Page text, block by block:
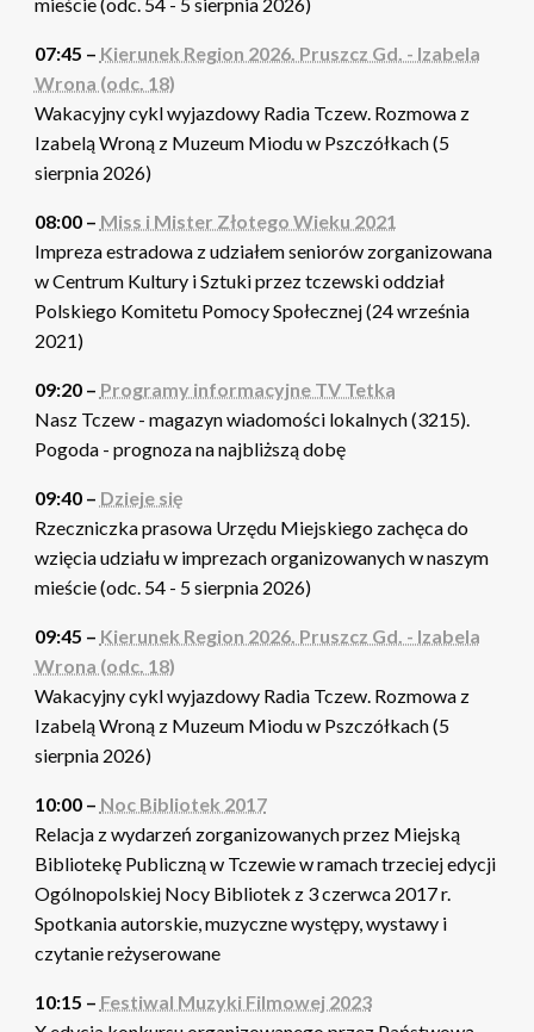
mieście (odc. 54 - 5 sierpnia 2026)
07:45 – Kierunek Region 2026. Pruszcz Gd. - Izabela
Wrona (odc. 18)
Wakacyjny cykl wyjazdowy Radia Tczew. Rozmowa z
Izabelą Wroną z Muzeum Miodu w Pszczółkach (5
sierpnia 2026)
08:00 – Miss i Mister Złotego Wieku 2021
Impreza estradowa z udziałem seniorów zorganizowana
w Centrum Kultury i Sztuki przez tczewski oddział
Polskiego Komitetu Pomocy Społecznej (24 września
2021)
09:20 – Programy informacyjne TV Tetka
Nasz Tczew - magazyn wiadomości lokalnych (3215).
Pogoda - prognoza na najbliższą dobę
09:40 – Dzieje się
Rzeczniczka prasowa Urzędu Miejskiego zachęca do
wzięcia udziału w imprezach organizowanych w naszym
mieście (odc. 54 - 5 sierpnia 2026)
09:45 – Kierunek Region 2026. Pruszcz Gd. - Izabela
Wrona (odc. 18)
Wakacyjny cykl wyjazdowy Radia Tczew. Rozmowa z
Izabelą Wroną z Muzeum Miodu w Pszczółkach (5
sierpnia 2026)
10:00 – Noc Bibliotek 2017
Relacja z wydarzeń zorganizowanych przez Miejską
Bibliotekę Publiczną w Tczewie w ramach trzeciej edycji
Ogólnopolskiej Nocy Bibliotek z 3 czerwca 2017 r.
Spotkania autorskie, muzyczne występy, wystawy i
czytanie reżyserowane
10:15 – Festiwal Muzyki Filmowej 2023